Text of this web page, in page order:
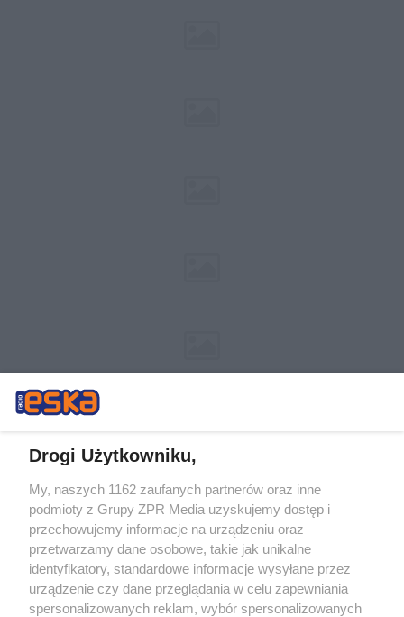
Żaden utwór zamieszczony w serwisie nie może być powielany i
rozpowszechniany lub dalej rozpowszechniany w jakikolwiek sposób (w
tym także elektroniczny lub mechaniczny) na jakimkolwiek polu
eksploatacji w jakiejkolwiek formie, włącznie z umieszczaniem w
Internecie bez pisemnej zgody właściciela praw. Jakiekolwiek użycie lub
wykorzystanie utworów w całości lub w części z naruszeniem prawa,
tzn. bez właściwej zgody, jest zabronione pod groźbą kary i może być
ścigane prawnie.
Drogi Użytkowniku,
My, naszych 1162 zaufanych partnerów oraz inne
podmioty z Grupy ZPR Media uzyskujemy dostęp i
przechowujemy informacje na urządzeniu oraz
przetwarzamy dane osobowe, takie jak unikalne
identyfikatory, standardowe informacje wysyłane przez
urządzenie czy dane przeglądania w celu zapewniania
spersonalizowanych reklam, wybór spersonalizowanych